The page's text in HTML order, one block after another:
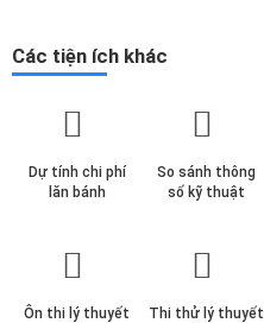
Các tiện ích khác
Dự tính chi phí
lăn bánh
So sánh thông
số kỹ thuật
Ôn thi lý thuyết
Thi thử lý thuyết